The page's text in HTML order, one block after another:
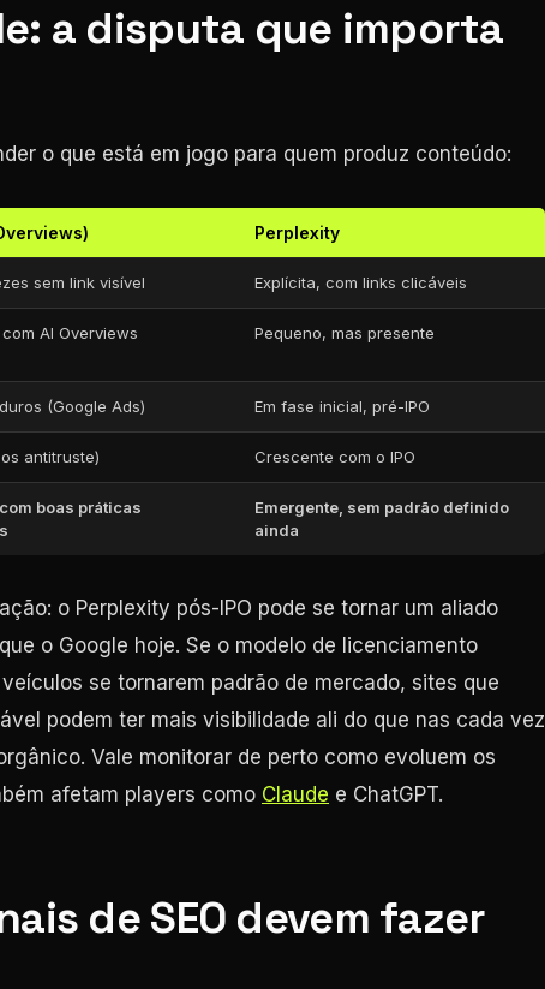
a disputa que importa
o que está em jogo para quem produz conteúdo:
Perplexity
sem link visível Explícita, com links clicáveis
AI Overviews Pequeno, mas presente
(Google Ads) Em fase inicial, pré-IPO
antitruste) Crescente com o IPO
boas práticas
Emergente, sem padrão definido
ainda
o Perplexity pós-IPO pode se tornar um aliado
o Google hoje. Se o modelo de licenciamento
se tornarem padrão de mercado, sites que
podem ter mais visibilidade ali do que nas cada vez
Vale monitorar de perto como evoluem os
afetam players como Claude e ChatGPT.
de SEO devem fazer